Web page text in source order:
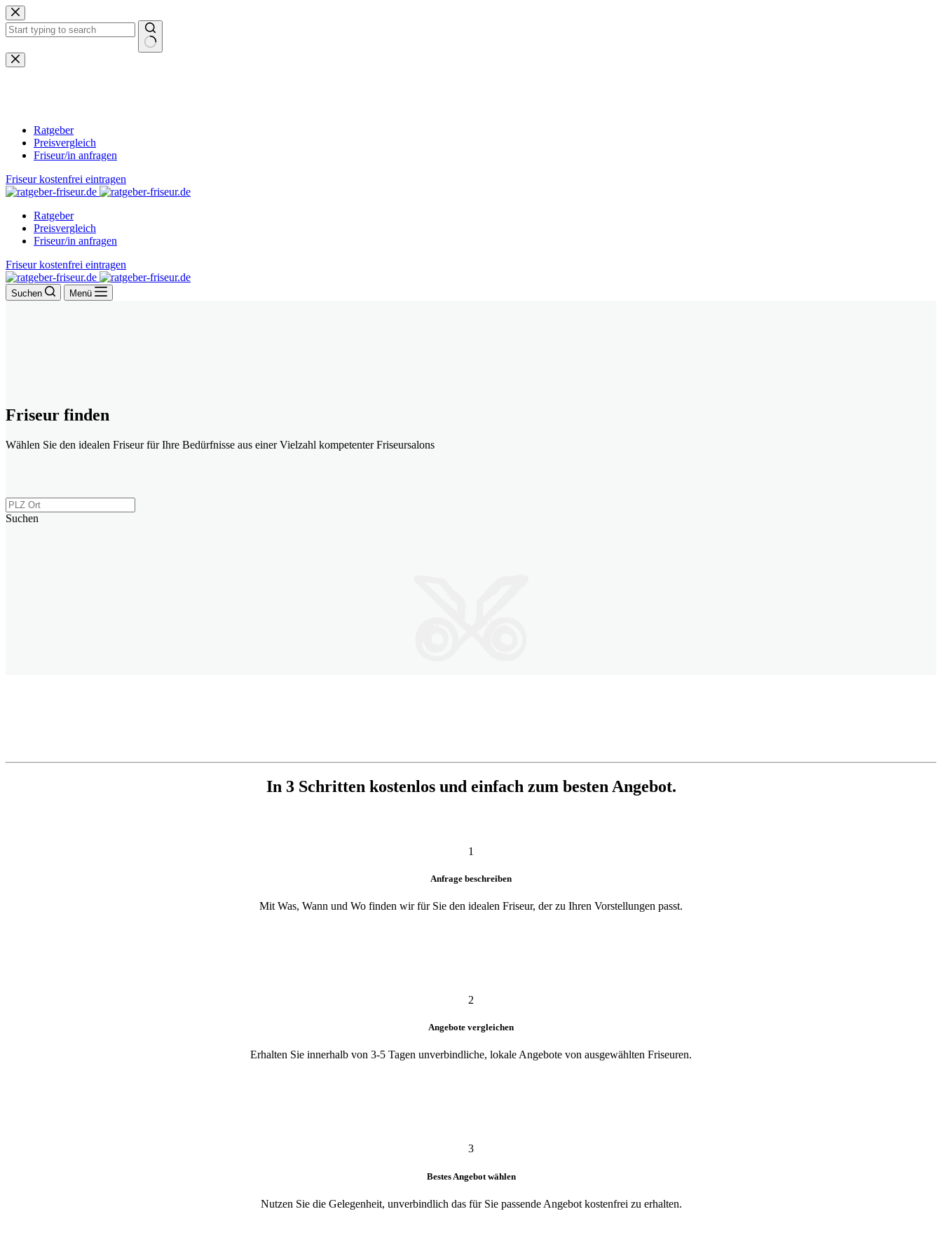
Zum
Inhalt
springen
Keine
Ergebnisse
Ratgeber
Preisvergleich
Friseur/in anfragen
Friseur kostenfrei eintragen
Ratgeber
Preisvergleich
Friseur/in anfragen
Friseur kostenfrei eintragen
Suchen Menü
Friseur finden
Wählen Sie den idealen Friseur für Ihre Bedürfnisse aus einer Vielzahl kompetenter Friseursalons
Suchen
In 3 Schritten kostenlos und einfach zum besten Angebot.
1
Anfrage beschreiben
Mit Was, Wann und Wo finden wir für Sie den idealen Friseur, der zu Ihren Vorstellungen passt.
2
Angebote vergleichen
Erhalten Sie innerhalb von 3-5 Tagen unverbindliche, lokale Angebote von ausgewählten Friseuren.
3
Bestes Angebot wählen
Nutzen Sie die Gelegenheit, unverbindlich das für Sie passende Angebot kostenfrei zu erhalten.